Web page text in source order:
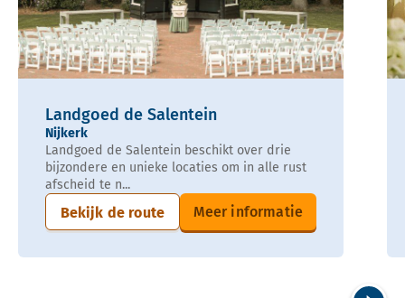
Landgoed de Salentein
Nijkerk
Landgoed de Salentein beschikt over drie
bijzondere en unieke locaties om in alle rust
afscheid te n...
Bekijk de route Meer informatie